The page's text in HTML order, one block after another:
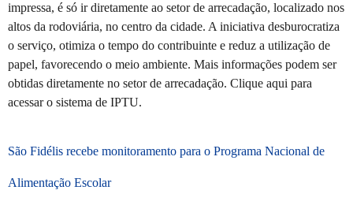
impressa, é só ir diretamente ao setor de arrecadação, localizado nos
altos da rodoviária, no centro da cidade. A iniciativa desburocratiza
o serviço, otimiza o tempo do contribuinte e reduz a utilização de
papel, favorecendo o meio ambiente. Mais informações podem ser
obtidas diretamente no setor de arrecadação. Clique aqui para
acessar o sistema de IPTU.
São Fidélis recebe monitoramento para o Programa Nacional de
Alimentação Escolar